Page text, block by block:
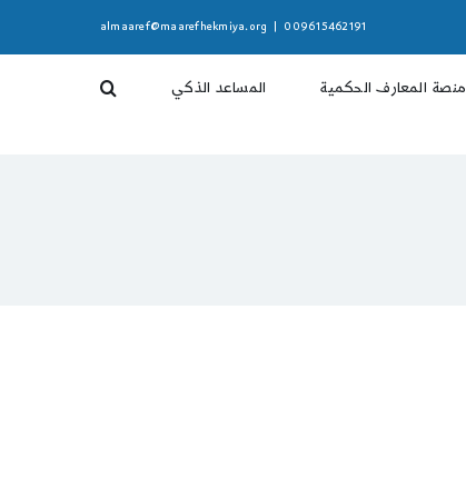
009615462191
almaaref@maarefhekmiya.org
منصة المعارف الحكمية المساعد الذكي